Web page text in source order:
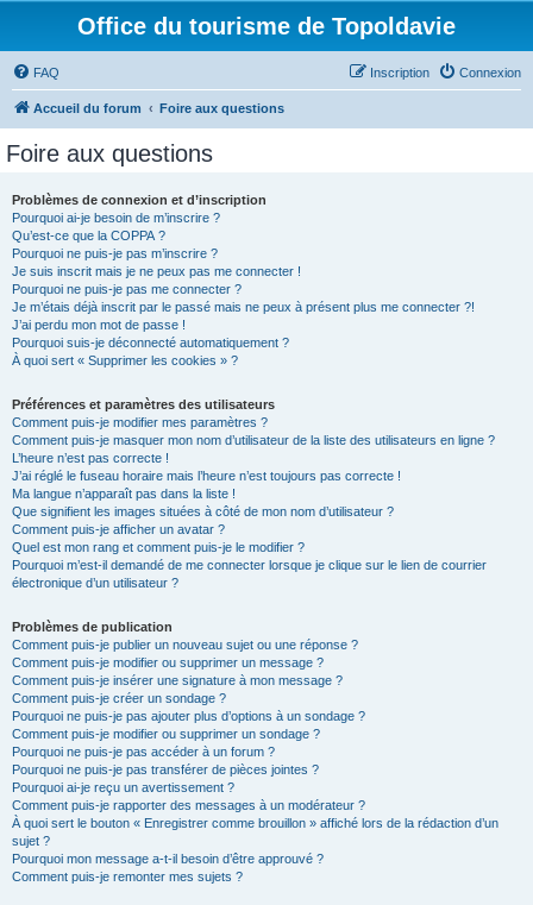
Office du tourisme de Topoldavie
FAQ Connexion
Inscription
Accueil du forum Foire aux questions
Foire aux questions
Problèmes de connexion et d’inscription
Pourquoi ai-je besoin de m’inscrire ?
Qu’est-ce que la COPPA ?
Pourquoi ne puis-je pas m’inscrire ?
Je suis inscrit mais je ne peux pas me connecter !
Pourquoi ne puis-je pas me connecter ?
Je m’étais déjà inscrit par le passé mais ne peux à présent plus me connecter ?!
J’ai perdu mon mot de passe !
Pourquoi suis-je déconnecté automatiquement ?
À quoi sert « Supprimer les cookies » ?
Préférences et paramètres des utilisateurs
Comment puis-je modifier mes paramètres ?
Comment puis-je masquer mon nom d’utilisateur de la liste des utilisateurs en ligne ?
L’heure n’est pas correcte !
J’ai réglé le fuseau horaire mais l’heure n’est toujours pas correcte !
Ma langue n’apparaît pas dans la liste !
Que signifient les images situées à côté de mon nom d’utilisateur ?
Comment puis-je afficher un avatar ?
Quel est mon rang et comment puis-je le modifier ?
Pourquoi m’est-il demandé de me connecter lorsque je clique sur le lien de courrier
électronique d’un utilisateur ?
Problèmes de publication
Comment puis-je publier un nouveau sujet ou une réponse ?
Comment puis-je modifier ou supprimer un message ?
Comment puis-je insérer une signature à mon message ?
Comment puis-je créer un sondage ?
Pourquoi ne puis-je pas ajouter plus d’options à un sondage ?
Comment puis-je modifier ou supprimer un sondage ?
Pourquoi ne puis-je pas accéder à un forum ?
Pourquoi ne puis-je pas transférer de pièces jointes ?
Pourquoi ai-je reçu un avertissement ?
Comment puis-je rapporter des messages à un modérateur ?
À quoi sert le bouton « Enregistrer comme brouillon » affiché lors de la rédaction d’un
sujet ?
Pourquoi mon message a-t-il besoin d’être approuvé ?
Comment puis-je remonter mes sujets ?